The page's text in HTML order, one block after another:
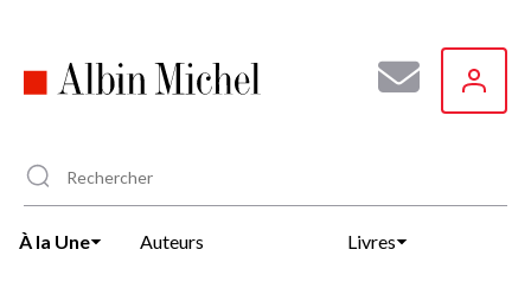
principal
À la Une Auteurs Livres